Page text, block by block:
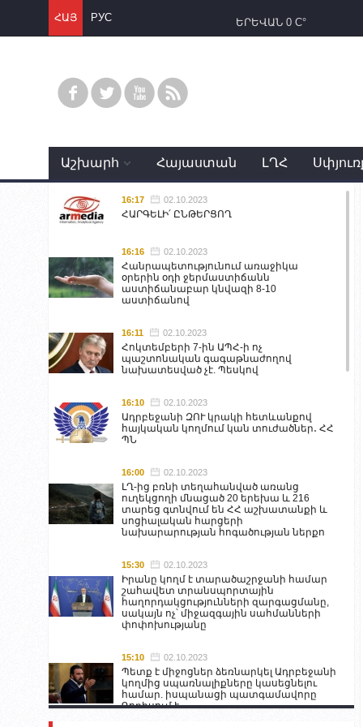
ՀԱՅ РУС ԵՐԵՎԱՆ 0 C°
Աշխարհ Հայաստան ԼՂՀ
16:17 02.10.2023
ՀԱՐԳԵԼԻ՛ ԸՆԹԵՐՑՈՂ
16:16 02.10.2023
Հանրապետությունում առաջիկա
օրերին օդի ջերմաստիճանն
աստիճանաբար կնվազի 8-10
աստիճանով
16:11 02.10.2023
Հոկտեմբերի 7-ին ԱՊՀ-ի ոչ
պաշտոնական գագաթնաժողով
նախատեսված չէ. Պեսկով
16:10 02.10.2023
Ադրբեջանի ԶՈՒ կրակի հետևանքով
հայկական կողմում կան տուժածներ․ ՀՀ
ՊՆ
16:00 02.10.2023
ԼՂ-ից բռնի տեղահանված առանց
ուղեկցողի մնացած 20 երեխա և 216
տարեց գտնվում են ՀՀ աշխատանքի և
սոցիալական հարցերի
նախարարության հոգածության ներքո
15:30 02.10.2023
Իրանը կողմ է տարածաշրջանի համար
շահավետ տրանսպորտային
հաղորդակցությունների զարգացմանը,
սակայն ոչ՝ միջազգային սահմանների
փոփոխությանը
15:10 02.10.2023
Պետք է միջոցներ ձեռնարկել Ադրբեջանի
կողմից սպառնալիքները կասեցնելու
համար. իսպանացի պատգամավորը
Գորիսում է